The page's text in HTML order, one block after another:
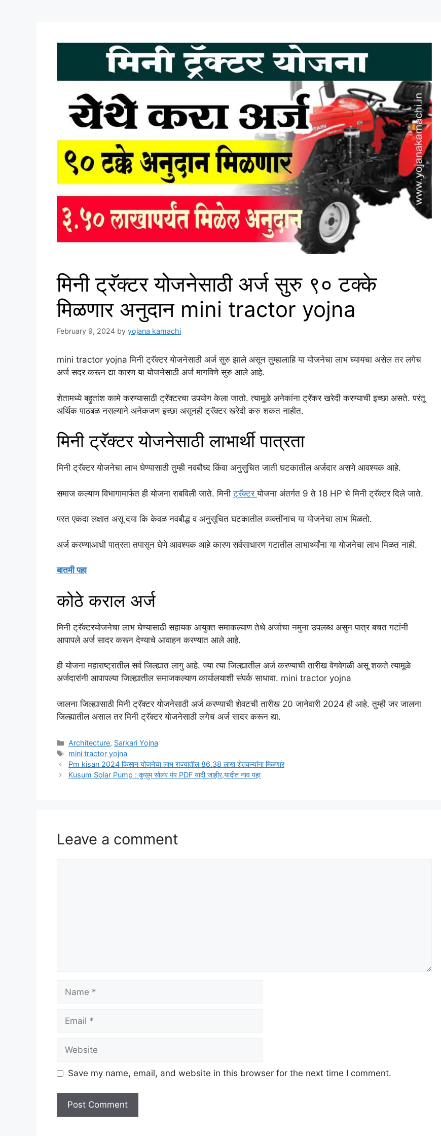
मिनी ट्रॅक्टर योजनेसाठी अर्ज सुरु ९० टक्के
मिळणार अनुदान mini tractor yojna
February 9, 2024 by yojana kamachi
mini tractor yojna मिनी ट्रॅक्टर योजनेसाठी अर्ज सुरु झाले असून तुम्हालाहि या योजनेचा लाभ घ्यायचा असेल तर लगेच
अर्ज सदर करून द्या कारण या योजनेसाठी अर्ज मागविणे सुरु आले आहे.
शेतामध्ये बहुतांश कामे करण्यासाठी ट्रॅक्टरचा उपयोग केला जातो. त्यामूळे अनेकांना ट्रॅकर खरेदी करण्याची इच्छा असते. परंतू
अर्थिक पाठबळ नसल्याने अनेकजण इच्छा असूनही ट्रॅक्टर खरेदी करु शकत नाहीत.
मिनी ट्रॅक्टर योजनेसाठी लाभार्थी पात्रता
मिनी ट्रॅक्टर योजनेचा लाभ घेण्यासाठी तुम्ही नवबौध्द किंवा अनुसुचित जाती घटकातील अर्जदार असणे आवश्यक आहे.
समाज कल्याण विभागामार्फत ही योजना राबविली जाते. मिनीट्रॅक्टरयोजना अंतर्गत 9 ते 18 HP चे मिनी ट्रॅक्टर दिले जाते.
परत एकदा लक्षात असू दया कि केवळ नवबौद्ध व अनुसूचित घटकातील व्यक्तींनाच या योजनेचा लाभ मिळतो.
अर्ज करण्याआधी पात्रता तपासून घेणे आवश्यक आहे कारण सर्वसाधारण गटातील लाभार्थ्यांना या योजनेचा लाभ मिळत नाही.
बातमी पहा
कोठे कराल अर्ज
मिनी ट्रॅक्टरयोजनेचा लाभ घेण्यासाठी सहायक आयुक्त समाकल्याण तेथे अर्जाचा नमुना उपलब्ध असुन पात्र बचत गटांनी
आपापले अर्ज सादर करून देण्याचे आवाहन करण्यात आले आहे.
ही योजना महाराष्ट्रातील सर्व जिल्ह्यात लागु आहे. ज्या त्या जिल्ह्यातील अर्ज करण्याची तारीख वेगवेगळी असू शकते त्यामूळे
अर्जदारांनी आपापल्या जिल्ह्यातील समाजकल्याण कार्यालयाशी संपर्क साधावा. mini tractor yojna
जालना जिल्ह्यासाठी मिनी ट्रॅक्टर योजनेसाठी अर्ज करण्याची शेवटची तारीख 20 जानेवारी 2024 ही आहे. तुम्ही जर जालना
जिल्ह्यातील असाल तर मिनी ट्रॅक्टर योजनेसाठी लगेच अर्ज सादर करून द्या.
Categories
Architecture, Sarkari Yojna
Tags
mini tractor yojna
Pm kisan 2024 किसान योजनेचा लाभ राज्यातील 86.38 लाख शेतकऱ्यांना मिळणार
Kusum Solar Pump : कुसुम सोलर पंप PDF यादी जाहीर,यादीत नाव पहा
Leave a comment
Name
Email
Website
Save my name, email, and website in this browser for the next time I comment.